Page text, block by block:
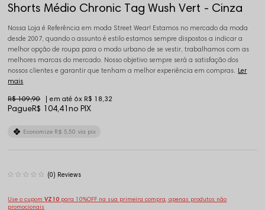
Shorts Médio Chronic Tag Wush Vert - Cinza
Nossa Loja é Referência em moda Street Wear! Estamos no mercado da moda
desde 2007, quando o assunto é estilo estamos sempre dispostos a indicar a
melhor opção de roupa para o modo urbano de se vestir, trabalhamos com as
melhores marcas do mercado. Nosso objetivo sempre será a satisfação dos
nossos clientes e garantir que tenham a melhor experiência em compras. Ler
mais
PagueR$ 104,41no PIX
R$ 109,90 6x R$ 18,32
Economize R$ 5,50 via pix
(0)
Use o cupomVZ10 para 10%OFF na sua primeira compra, apenas produtos não
promocionais